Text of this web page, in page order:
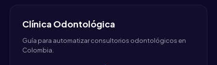
Clínica Odontológica
Guía para automatizar consultorios odontológicos en
Colombia.